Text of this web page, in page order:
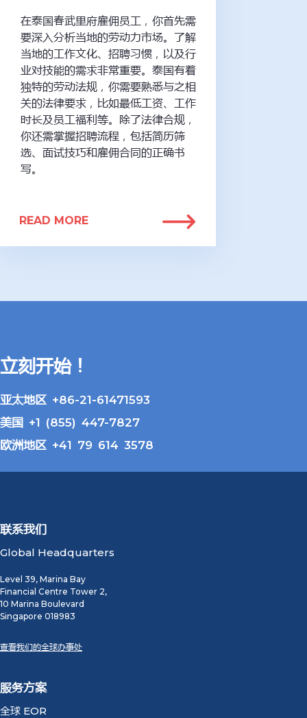
在泰国春武里府雇佣员工，你首先需
要深入分析当地的劳动力市场。了解
当地的工作文化、招聘习惯，以及行
业对技能的需求非常重要。泰国有着
独特的劳动法规，你需要熟悉与之相
关的法律要求，比如最低工资、工作
时长及员工福利等。除了法律合规，
你还需掌握招聘流程，包括简历筛
选、面试技巧和雇佣合同的正确书
写。
READ MORE
立刻开始！
亚太地区 +86-21-61471593
美国 +1 (855) 447-7827
欧洲地区 +41 79 614 3578
联系我们
Global Headquarters
Level 39, Marina Bay
Financial Centre Tower 2,
10 Marina Boulevard
Singapore 018983
查看我们的全球办事处
服务方案
全球 EOR